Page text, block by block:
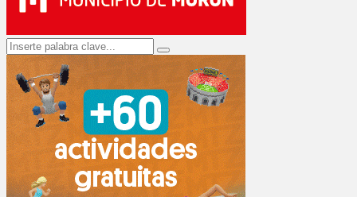
Search
for:
Search